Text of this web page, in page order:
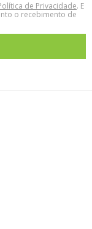
de Privacidade. E
o recebimento de